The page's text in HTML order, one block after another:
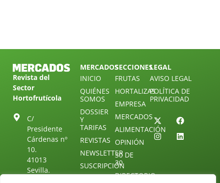
Revista del
Sector
Hortofrutícola
C/
Presidente
Cárdenas nº
10.
41013
Sevilla.
MERCADOS
INICIO
QUIÉNES
SOMOS
DOSSIER
Y
TARIFAS
REVISTAS
NEWSLETTER
SUSCRIPCIÓN
SECCIONES
FRUTAS
HORTALIZAS
EMPRESA
MERCADOS
ALIMENTACIÓN
OPINIÓN
30 DE
30
DIRECTORIO
LEGAL
AVISO LEGAL
POLÍTICA DE
PRIVACIDAD